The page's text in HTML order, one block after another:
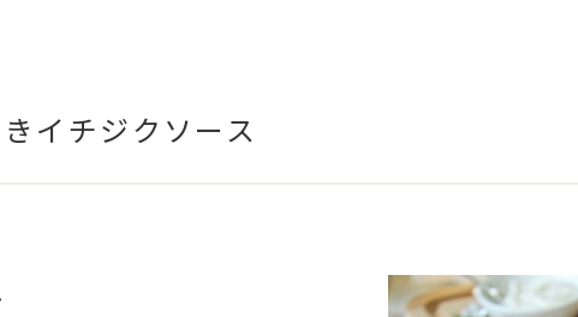
イチジクソース